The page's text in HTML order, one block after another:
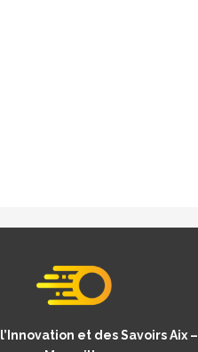
et des Savoirs Aix –